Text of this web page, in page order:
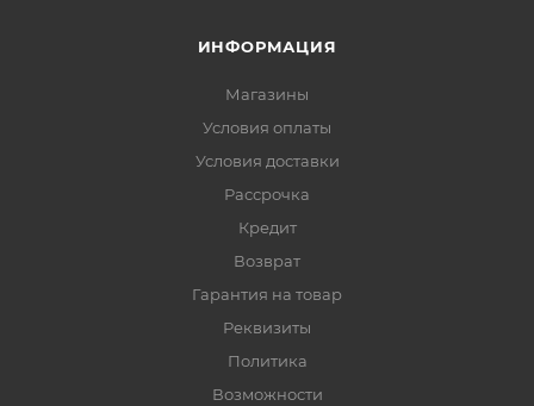
ИНФОРМАЦИЯ
Магазины
Условия оплаты
Условия доставки
Рассрочка
Кредит
Возврат
Гарантия на товар
Реквизиты
Политика
Возможности